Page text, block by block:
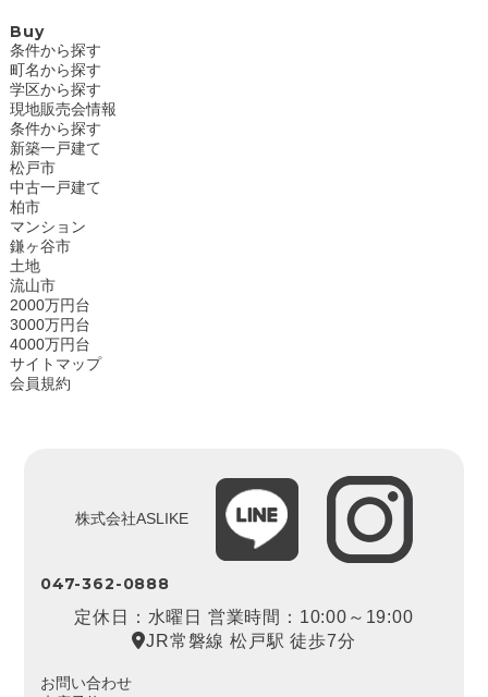
Buy
条件から探す
町名から探す
学区から探す
現地販売会情報
条件から探す
新築一戸建て
松戸市
中古一戸建て
柏市
マンション
鎌ヶ谷市
土地
流山市
2000万円台
3000万円台
4000万円台
サイトマップ
会員規約
株式会社ASLIKE
047-362-0888
定休日：水曜日 営業時間：10:00～19:00
JR常磐線 松戸駅 徒歩7分
お問い合わせ